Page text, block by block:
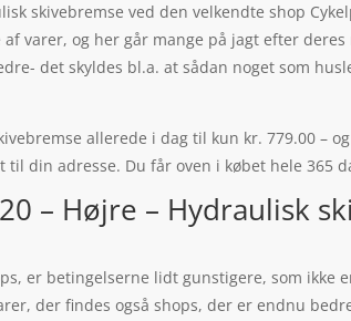
skivebremse ved den velkendte shop
varer, og her går mange på jagt efter
det skyldes bl.a. at sådan noget som
allerede i dag til kun kr. 779.00 –
din adresse. Du får oven i købet hele 365
– Højre – Hydraulisk
er betingelserne lidt gunstigere, som ikke
der findes også shops, der er endnu